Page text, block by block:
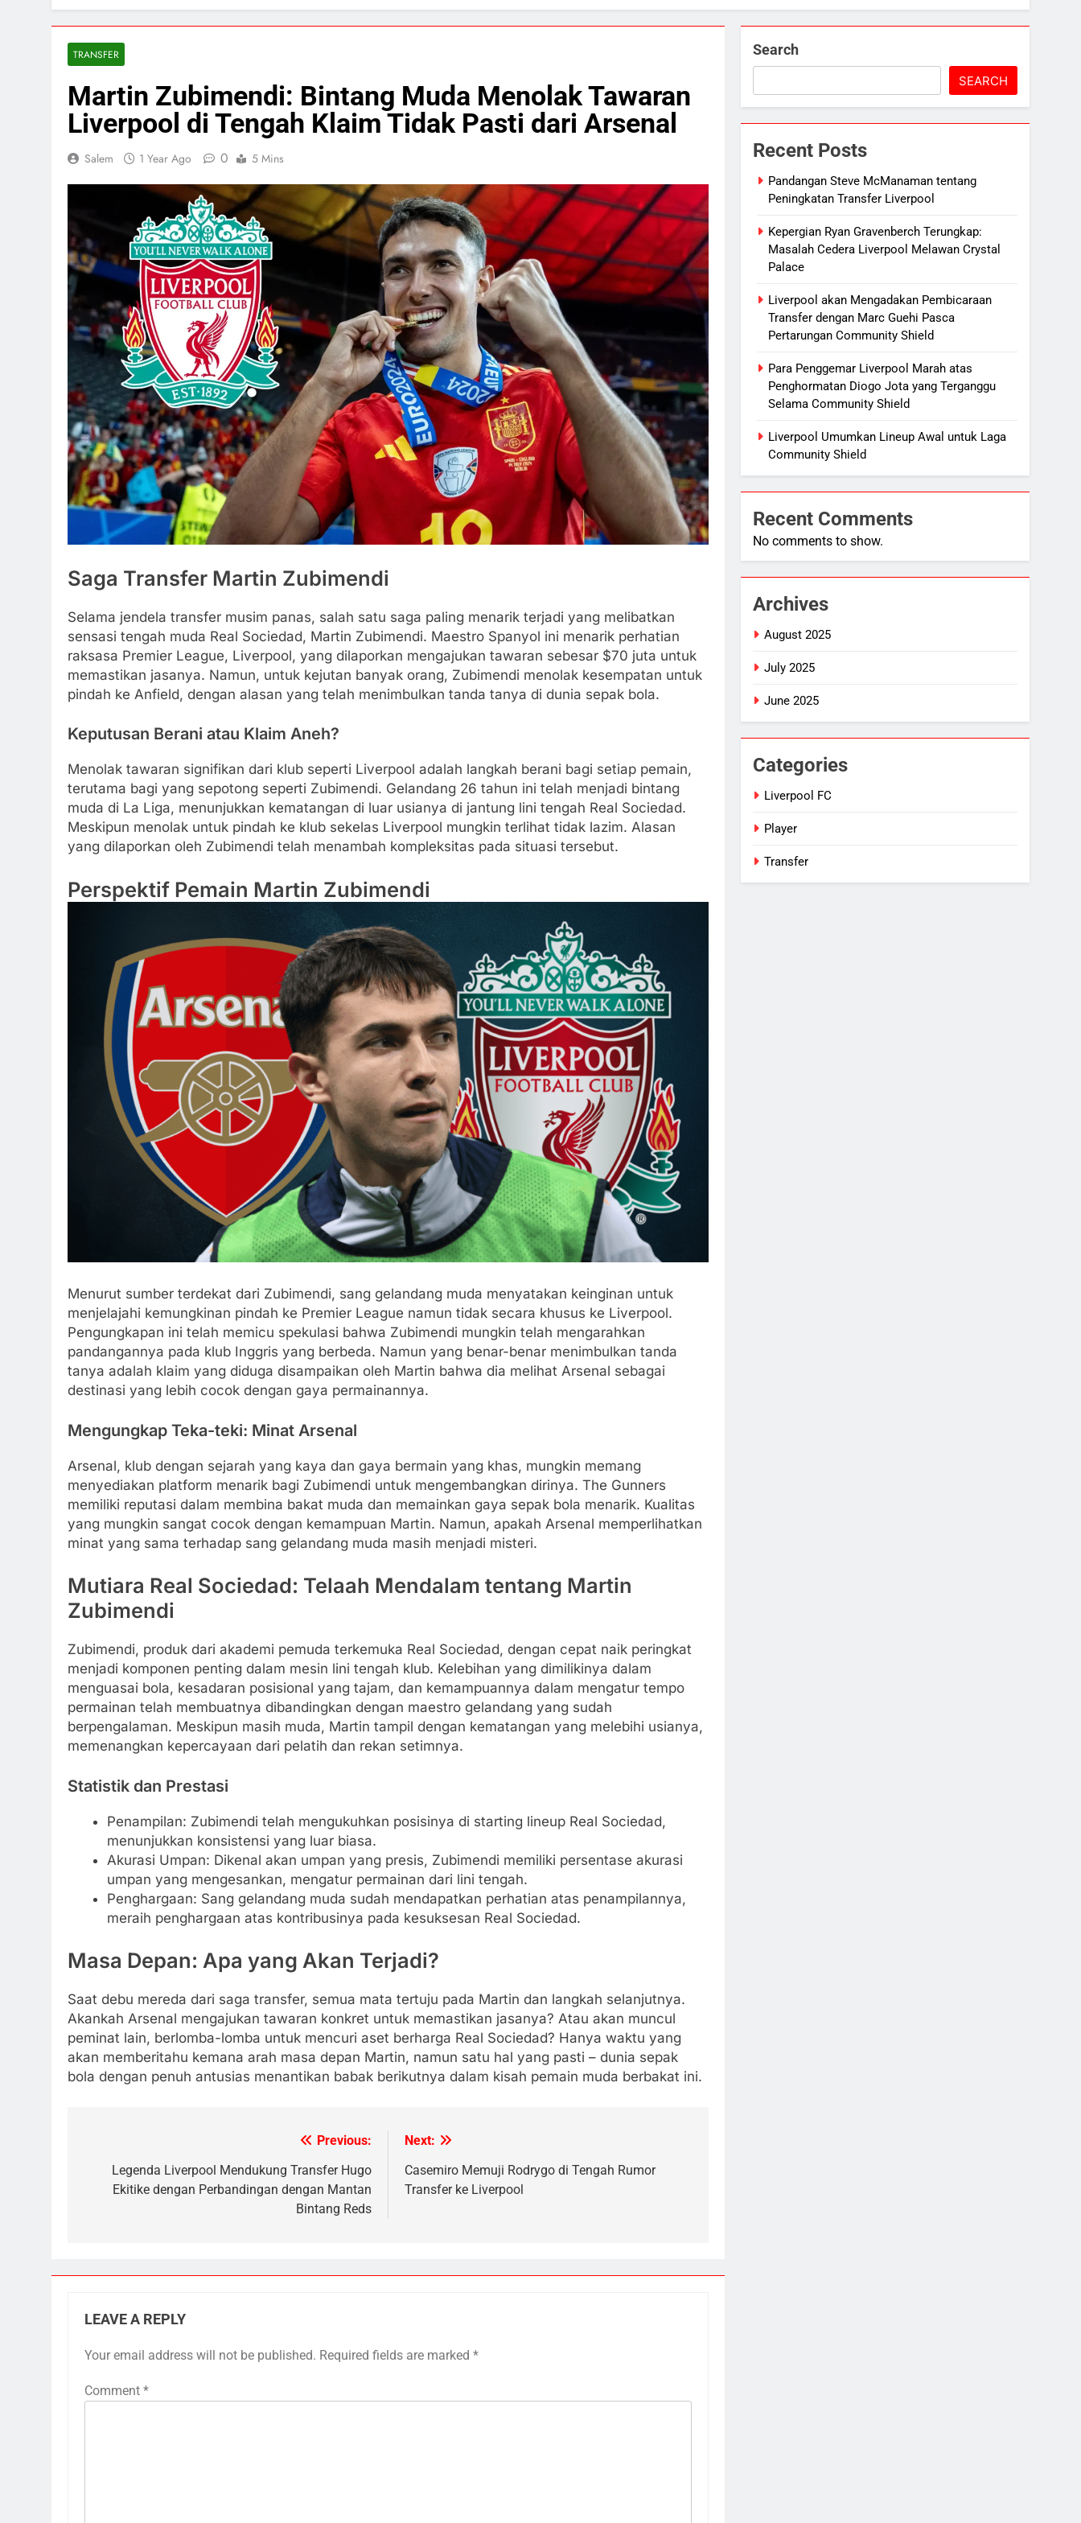
TRANSFER
Martin Zubimendi: Bintang Muda Menolak Tawaran
Liverpool di Tengah Klaim Tidak Pasti dari Arsenal
Salem 1 Year Ago 0 5 Mins
Saga Transfer Martin Zubimendi
Selama jendela transfer musim panas, salah satu saga paling menarik terjadi yang melibatkan
sensasi tengah muda Real Sociedad, Martin Zubimendi. Maestro Spanyol ini menarik perhatian
raksasa Premier League, Liverpool, yang dilaporkan mengajukan tawaran sebesar $70 juta untuk
memastikan jasanya. Namun, untuk kejutan banyak orang, Zubimendi menolak kesempatan untuk
pindah ke Anfield, dengan alasan yang telah menimbulkan tanda tanya di dunia sepak bola.
Keputusan Berani atau Klaim Aneh?
Menolak tawaran signifikan dari klub seperti Liverpool adalah langkah berani bagi setiap pemain,
terutama bagi yang sepotong seperti Zubimendi. Gelandang 26 tahun ini telah menjadi bintang
muda di La Liga, menunjukkan kematangan di luar usianya di jantung lini tengah Real Sociedad.
Meskipun menolak untuk pindah ke klub sekelas Liverpool mungkin terlihat tidak lazim. Alasan
yang dilaporkan oleh Zubimendi telah menambah kompleksitas pada situasi tersebut.
Perspektif Pemain Martin Zubimendi
Menurut sumber terdekat dari Zubimendi, sang gelandang muda menyatakan keinginan untuk
menjelajahi kemungkinan pindah ke Premier League namun tidak secara khusus ke Liverpool.
Pengungkapan ini telah memicu spekulasi bahwa Zubimendi mungkin telah mengarahkan
pandangannya pada klub Inggris yang berbeda. Namun yang benar-benar menimbulkan tanda
tanya adalah klaim yang diduga disampaikan oleh Martin bahwa dia melihat Arsenal sebagai
destinasi yang lebih cocok dengan gaya permainannya.
Mengungkap Teka-teki: Minat Arsenal
Arsenal, klub dengan sejarah yang kaya dan gaya bermain yang khas, mungkin memang
menyediakan platform menarik bagi Zubimendi untuk mengembangkan dirinya. The Gunners
memiliki reputasi dalam membina bakat muda dan memainkan gaya sepak bola menarik. Kualitas
yang mungkin sangat cocok dengan kemampuan Martin. Namun, apakah Arsenal memperlihatkan
minat yang sama terhadap sang gelandang muda masih menjadi misteri.
Mutiara Real Sociedad: Telaah Mendalam tentang Martin
Zubimendi
Zubimendi, produk dari akademi pemuda terkemuka Real Sociedad, dengan cepat naik peringkat
menjadi komponen penting dalam mesin lini tengah klub. Kelebihan yang dimilikinya dalam
menguasai bola, kesadaran posisional yang tajam, dan kemampuannya dalam mengatur tempo
permainan telah membuatnya dibandingkan dengan maestro gelandang yang sudah
berpengalaman. Meskipun masih muda, Martin tampil dengan kematangan yang melebihi usianya,
memenangkan kepercayaan dari pelatih dan rekan setimnya.
Statistik dan Prestasi
Penampilan: Zubimendi telah mengukuhkan posisinya di starting lineup Real Sociedad,
menunjukkan konsistensi yang luar biasa.
Akurasi Umpan: Dikenal akan umpan yang presis, Zubimendi memiliki persentase akurasi
umpan yang mengesankan, mengatur permainan dari lini tengah.
Penghargaan: Sang gelandang muda sudah mendapatkan perhatian atas penampilannya,
meraih penghargaan atas kontribusinya pada kesuksesan Real Sociedad.
Masa Depan: Apa yang Akan Terjadi?
Saat debu mereda dari saga transfer, semua mata tertuju pada Martin dan langkah selanjutnya.
Akankah Arsenal mengajukan tawaran konkret untuk memastikan jasanya? Atau akan muncul
peminat lain, berlomba-lomba untuk mencuri aset berharga Real Sociedad? Hanya waktu yang
akan memberitahu kemana arah masa depan Martin, namun satu hal yang pasti – dunia sepak
bola dengan penuh antusias menantikan babak berikutnya dalam kisah pemain muda berbakat ini.
navigation
Previous:
Legenda Liverpool Mendukung Transfer Hugo
Ekitike dengan Perbandingan dengan Mantan
Bintang Reds
Next:
Casemiro Memuji Rodrygo di Tengah Rumor
Transfer ke Liverpool
LEAVE A REPLY
Your email address will not be published. Required fields are marked *
Comment *
Search
SEARCH
Recent Posts
Pandangan Steve McManaman tentang
Peningkatan Transfer Liverpool
Kepergian Ryan Gravenberch Terungkap:
Masalah Cedera Liverpool Melawan Crystal
Palace
Liverpool akan Mengadakan Pembicaraan
Transfer dengan Marc Guehi Pasca
Pertarungan Community Shield
Para Penggemar Liverpool Marah atas
Penghormatan Diogo Jota yang Terganggu
Selama Community Shield
Liverpool Umumkan Lineup Awal untuk Laga
Community Shield
Recent Comments
No comments to show.
Archives
August 2025
July 2025
June 2025
Categories
Liverpool FC
Player
Transfer